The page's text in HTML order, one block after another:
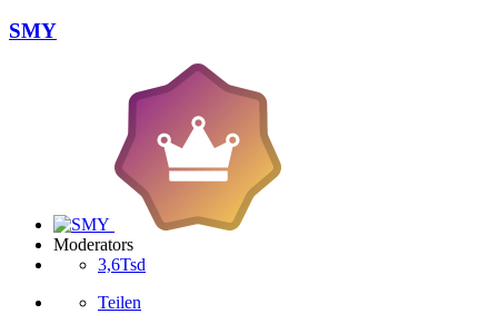
SMY
Moderators
3,6Tsd
Teilen